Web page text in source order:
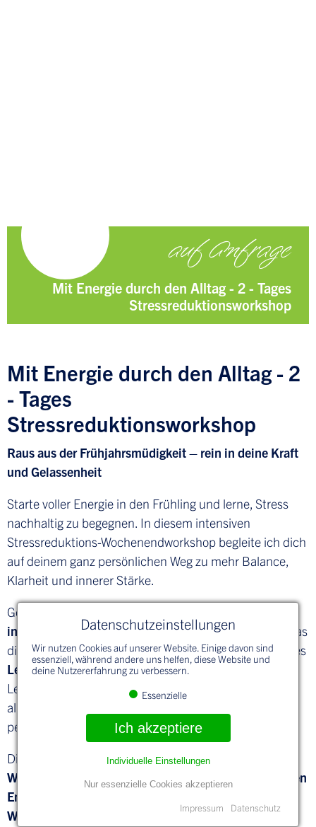
auf Anfrage
Mit Energie durch den Alltag - 2 - Tages
Stressreduktionsworkshop
Mit Energie durch den Alltag - 2
- Tages
Stressreduktionsworkshop
Raus aus der Frühjahrsmüdigkeit – rein in deine Kraft
und Gelassenheit
Starte voller Energie in den Frühling und lerne, Stress
nachhaltig zu begegnen. In diesem intensiven
Stressreduktions-Wochenendworkshop begleite ich dich
auf deinem ganz persönlichen Weg zu mehr Balance,
Klarheit und innerer Stärke.
Gemeinsam schauen wir auf deine
inneren und äußeren Stressorenund finden heraus, was
dich wirklich belastet – und was dich stärkt. Mithilfe des
Lebensradsanalysieren wir deine aktuellen
Lebensbereiche und entwickeln konkrete,
alltagstaugliche Veränderungen, die sich an deinen
persönlichen Bedürfnissen orientieren.
Dich erwartet eine ausgewogene Mischung aus
Wissensimpulsen, Reflexionsübungen und praktischen
Entspannungstechniken (Inhaltlich wie im Selfcare-
Workshop)
. Ein besonderes Highlight ist die
Datenschutzeinstellungen
Wir nutzen Cookies auf unserer Website. Einige davon sind
essenziell, während andere uns helfen, diese Website und
deine Nutzererfahrung zu verbessern.
Essenzielle
Ich akzeptiere
Individuelle Einstellungen
Nur essenzielle Cookies akzeptieren
Impressum Datenschutz